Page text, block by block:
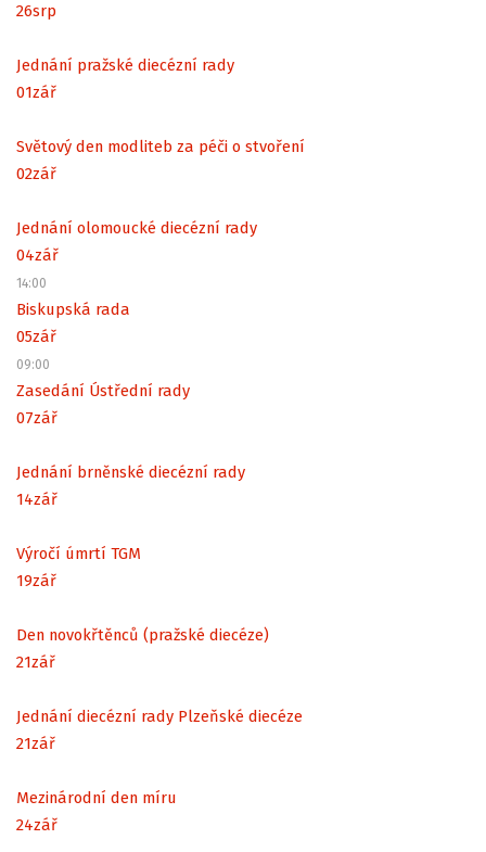
26srp
Jednání pražské diecézní rady
01zář
Světový den modliteb za péči o stvoření
02zář
Jednání olomoucké diecézní rady
04zář
14:00
Biskupská rada
05zář
09:00
Zasedání Ústřední rady
07zář
Jednání brněnské diecézní rady
14zář
Výročí úmrtí TGM
19zář
Den novokřtěnců (pražské diecéze)
21zář
Jednání diecézní rady Plzeňské diecéze
21zář
Mezinárodní den míru
24zář